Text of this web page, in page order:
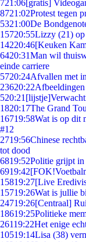
721:06[gratis]
8721:02Protest tegen
5321:00De
15720:55Lizzy (21) op
14220:46[Keuken
6420:31Man wil
einde carriere
5720:24Afvallen met
23620:22
520:21
1820:17The Grand
16719:58Wat is op dit
#12
2719:56Chinese
tot dood
6819:52Politie grijpt in
6919:42
15819:27[Live
15719:26Wat is jullie
24719:26[Centraal]
18619:25Politieke
26119:22Het enige
10519:14Lisa (38)